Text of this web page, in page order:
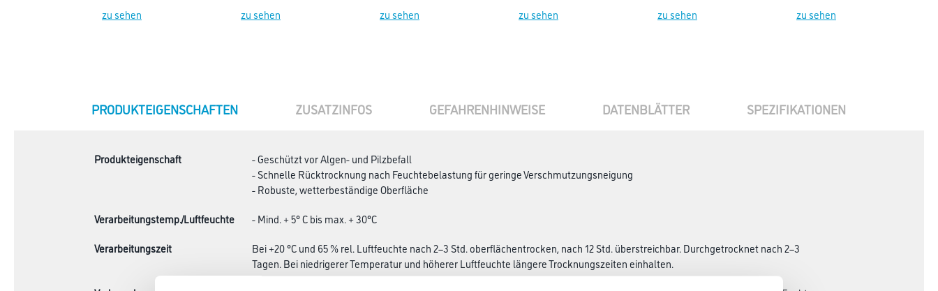
zu sehen
zu sehen
zu sehen
zu sehen
zu sehen
zu sehen
CURRENT
PRODUKTEIGENSCHAFTEN ZUSATZINFOS GEFAHRENHINWEISE DATENBLÄTTER SPEZIFIKATIONEN
Produkteigenschaft
- Geschützt vor Algen- und Pilzbefall
- Schnelle Rücktrocknung nach Feuchtebelastung für geringe Verschmutzungsneigung
- Robuste, wetterbeständige Oberfläche
Verarbeitungstemp./Luftfeuchte
- Mind. + 5° C bis max. + 30°C
Verarbeitungszeit
Bei +20 °C und 65 % rel. Luftfeuchte nach 2–3 Std. oberflächentrocken, nach 12 Std. überstreichbar. Durchgetrocknet nach 2–3
Tagen. Bei niedrigerer Temperatur und höherer Luftfeuchte längere Trocknungszeiten einhalten.